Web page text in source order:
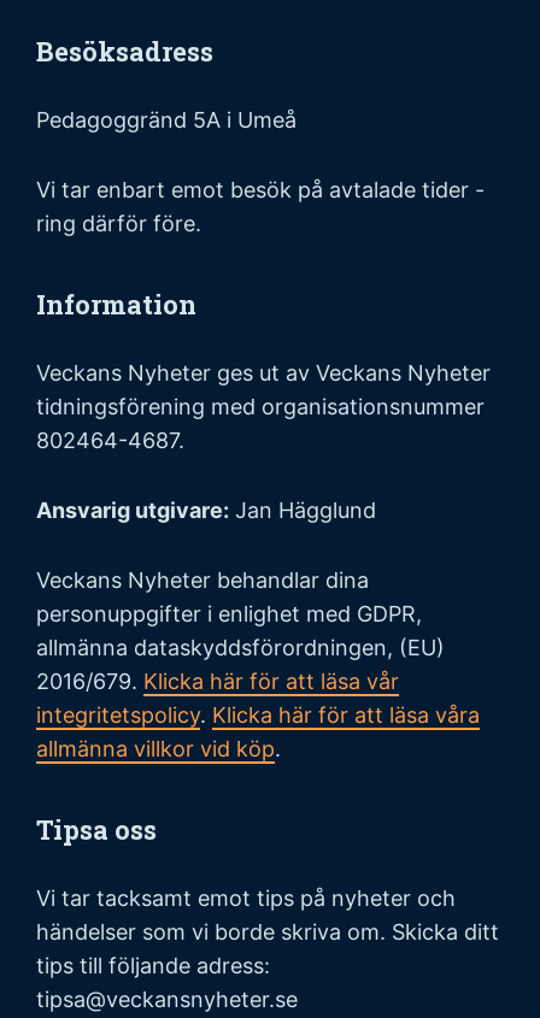
Besöksadress
Pedagoggränd 5A i Umeå
Vi tar enbart emot besök på avtalade tider -
ring därför före.
Information
Veckans Nyheter ges ut av Veckans Nyheter
tidningsförening med organisationsnummer
802464-4687.
Ansvarig utgivare: Jan Hägglund
Veckans Nyheter behandlar dina
personuppgifter i enlighet med GDPR,
allmänna dataskyddsförordningen, (EU)
2016/679. Klicka här för att läsa vår
integritetspolicy. Klicka här för att läsa våra
allmänna villkor vid köp.
Tipsa oss
Vi tar tacksamt emot tips på nyheter och
händelser som vi borde skriva om. Skicka ditt
tips till följande adress:
tipsa@veckansnyheter.se